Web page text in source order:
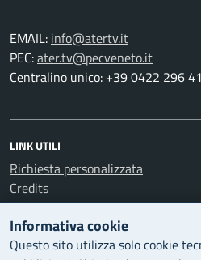
EMAIL: info@atertv.it
PEC:ater.tv@pecveneto.it
Centralino unico: +39 0422 296
LINK UTILI
Richiesta personalizzata
Credits
LEGAL
Informativa cookie
Questo sito utilizza solo cookie